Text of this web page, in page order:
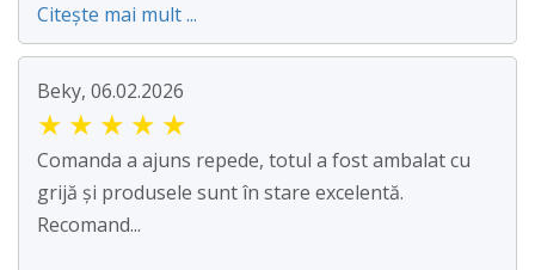
Citește mai mult ...
Beky, 06.02.2026
★ ★ ★ ★ ★
Comanda a ajuns repede, totul a fost ambalat cu
grijă și produsele sunt în stare excelentă.
Recomand...